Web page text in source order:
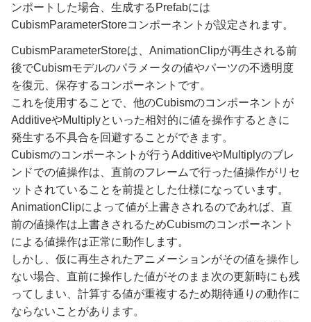
ンポートした場合、生成するPrefabには
CubismParameterStoreコンポーネントが設定されます。
CubismParameterStoreは、AnimationClipが再生される前
後でCubismモデルのパラメータの値やパーツの不透明度
を復元、保存するコンポーネントです。
これを使用することで、他のCubismのコンポーネントが
AdditiveやMultiplyといった相対的に値を操作するときに
発生する不具合を回避することができます。
Cubismのコンポーネントが行うAdditiveやMultiplyのブレ
ンドでの値操作は、直前のフレームで行った値操作がリセ
ットされていることを前提とした仕様になっています。
AnimationClipによって値が上書きされるのであれば、直
前の値操作は上書きされるためCubismのコンポーネント
による値操作は正常に動作します。
しかし、仮に再生されたアニメーションがその値を操作し
ない場合、直前に操作した値がそのまま次の更新時にも残
ってしまい、計算する値が重複するため期待通りの動作に
ならないことがあります。